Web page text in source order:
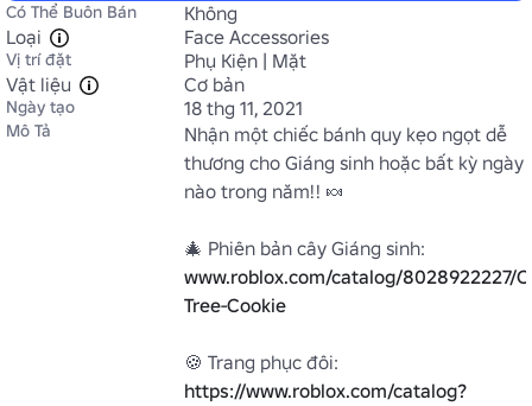
Có Thể Buôn Bán
Không
Loại
Face Accessories
Vị trí đặt
Phụ Kiện | Mặt
Vật liệu
Cơ bản
Ngày tạo 18 thg 11, 2021
Mô Tả
Nhận một chiếc bánh quy kẹo ngọt dễ
thương cho Giáng sinh hoặc bất kỳ ngày
nào trong năm!! 🍬
www.roblox.com/catalog/8028922227/
Tree-Cookie
https://www.roblox.com/catalog?